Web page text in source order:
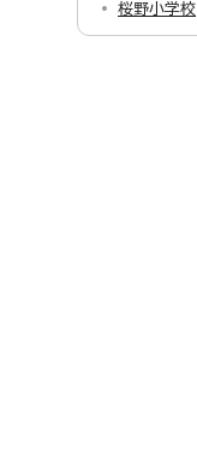
桜野小学校